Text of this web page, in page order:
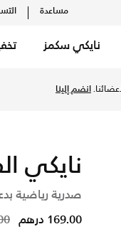
مساعدة
نايكي سكمز
انضم إلينا
نايكي
صدرية رياضية
169.00 درهم